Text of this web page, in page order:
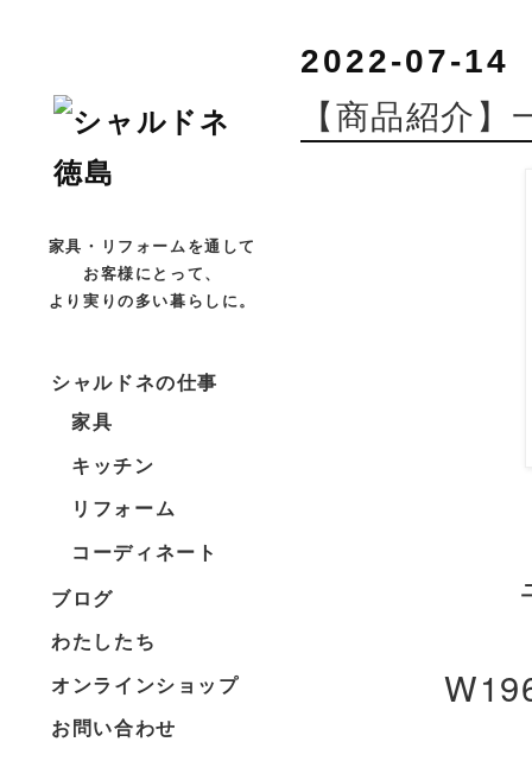
家具・リフォームを通して
お客様にとって、
より実りの多い暮らしに。
シャルドネの仕事
家具
キッチン
リフォーム
コーディネート
ブログ
わたしたち
オンラインショップ
お問い合わせ
2022-07-14
【商品紹介